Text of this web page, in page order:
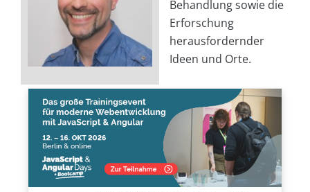
Behandlung sowie die
Erforschung
herausfordernder
Ideen und Orte.